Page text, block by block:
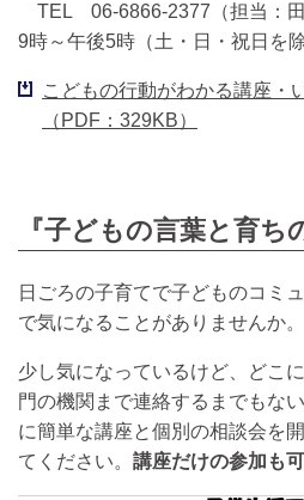
TEL 06‐6866‐2377（担当：
9時～午後5時（土・日・祝日を除
こどもの行動がわかる講座・
（PDF：329KB）
『子どもの言葉と育ち
日ごろの子育てで子どものコミ
で気になることがありませんか。
少し気になっているけど、どこ
門の機関まで連絡するまでもな
に簡単な講座と個別の相談会を
てください。 講座だけの参加も